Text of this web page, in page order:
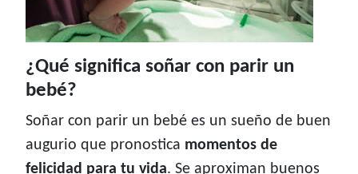
¿Qué significa soñar con parir un
bebé?
Soñar con parir un bebé es un sueño de buen
augurio que pronostica momentos de
felicidad para tu vida. Se aproximan buenos